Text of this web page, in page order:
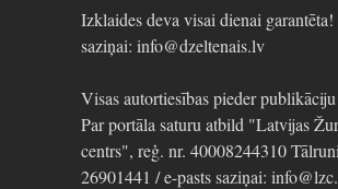
Izklaides deva visai dienai garantēta!
saziņai: info@dzeltenais.lv
Visas autortiesības pieder
Par portāla saturu atbild "Latvijas
centrs", reģ. nr. 40008244310
26901441 / e-pasts saziņai: